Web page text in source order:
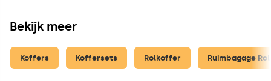
Bekijk meer
Koffers Koffersets Rolkoffer Ruimbagage